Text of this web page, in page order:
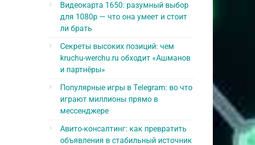
Видеокарта 1650: разумный выбор
для 1080p — что она умеет и стоит
ли брать
Секреты высоких позиций: чем
kruchu-werchu.ru обходит «Ашманов
и партнёры»
Популярные игры в Telegram: во что
играют миллионы прямо в
мессенджере
Авито-консалтинг: как превратить
объявления в стабильный источник